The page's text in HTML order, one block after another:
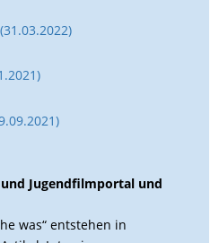
(31.03.2022)
Jugendfilmportal und
was“ entstehen in